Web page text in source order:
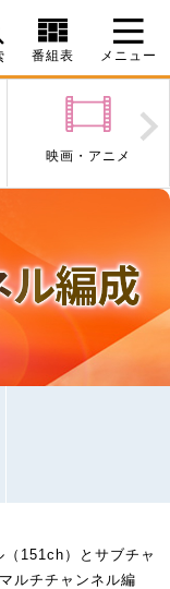
番組表 メニュー
映画・アニメ
151ch）とサブチャ
ルチチャンネル編